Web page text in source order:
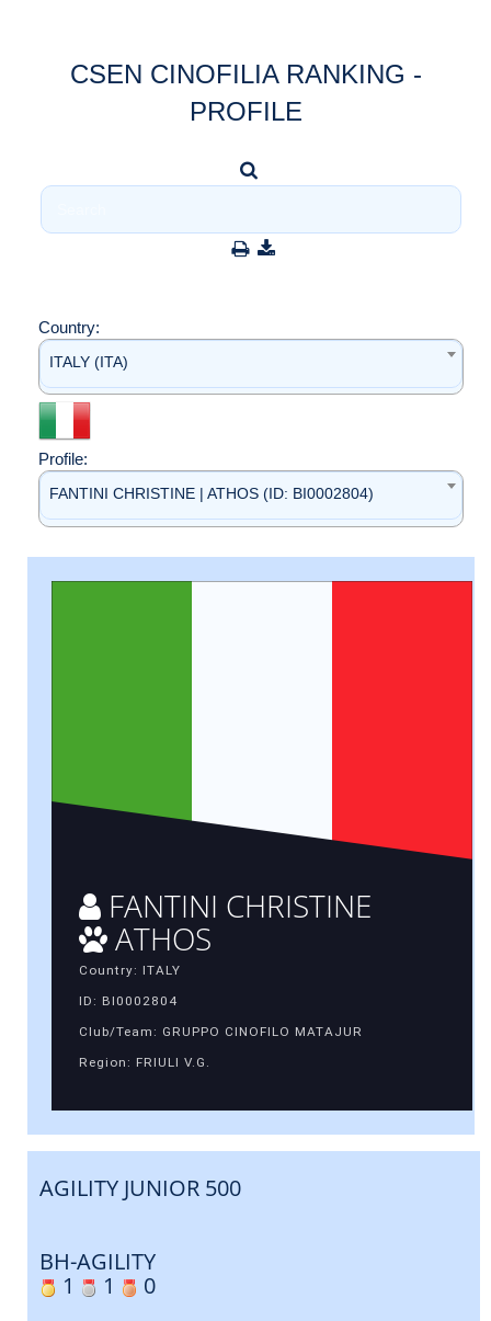
CSEN CINOFILIA RANKING -
PROFILE
Country:
ITALY (ITA)
Profile:
FANTINI CHRISTINE | ATHOS (ID: BI0002804)
FANTINI CHRISTINE
ATHOS
Country: ITALY
ID: BI0002804
Club/Team: GRUPPO CINOFILO MATAJUR
Region: FRIULI V.G.
AGILITY JUNIOR 500
BH-AGILITY
1
1 0